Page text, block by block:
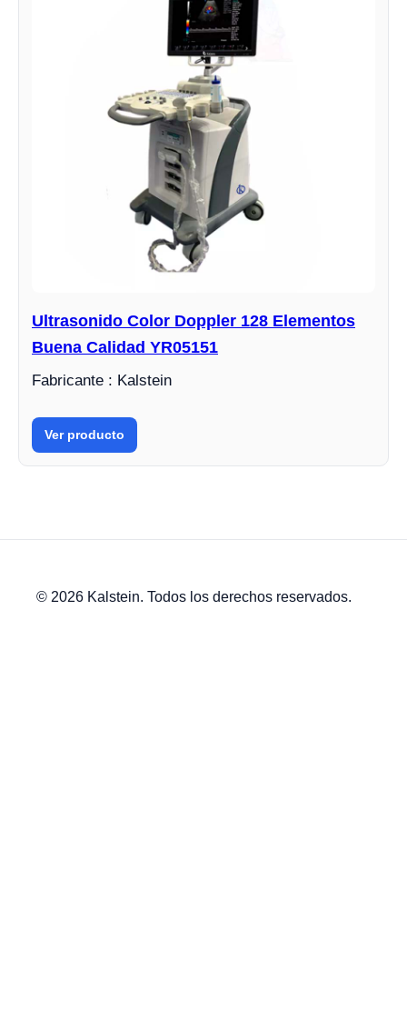
Ultrasonido Color Doppler 128 Elementos
Buena Calidad YR05151
Fabricante : Kalstein
Ver producto
© 2026 Kalstein. Todos los derechos reservados.